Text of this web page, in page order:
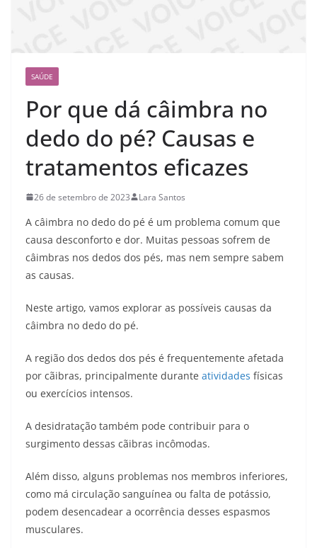
SAÚDE
Por que dá câimbra no
dedo do pé? Causas e
tratamentos eficazes
26 de setembro de 2023 Lara Santos
A câimbra no dedo do pé é um problema comum que
causa desconforto e dor. Muitas pessoas sofrem de
câimbras nos dedos dos pés, mas nem sempre sabem
as causas.
Neste artigo, vamos explorar as possíveis causas da
câimbra no dedo do pé.
A região dos dedos dos pés é frequentemente afetada
por cãibras, principalmente durante atividades físicas
ou exercícios intensos.
A desidratação também pode contribuir para o
surgimento dessas cãibras incômodas.
Além disso, alguns problemas nos membros inferiores,
como má circulação sanguínea ou falta de potássio,
podem desencadear a ocorrência desses espasmos
musculares.